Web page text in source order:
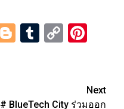
Blogger
Tumblr
Copy
Next
# BlueTech City ร่วมออก